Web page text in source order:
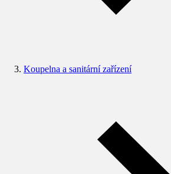
Koupelna a sanitární zařízení